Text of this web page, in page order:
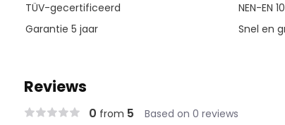
TÜV-gecertificeerd
NEN-EN
Garantie 5 jaar
Snel en
Reviews
0 from 5 Based on 0 reviews